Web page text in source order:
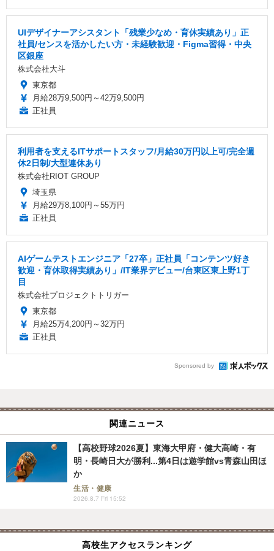
UIデザイナーアシスタント「残業少なめ・育休実績あり」正
社員/センスを活かしたい方・未経験歓迎・Figma習得・中央
区銀座
株式会社大斗
東京都
月給28万9,500円～42万9,500円
正社員
利用者を支えるITサポートスタッフ/月給30万円以上可/完全週
休2日制/大型連休あり
株式会社RIOT GROUP
埼玉県
月給29万8,100円～55万円
正社員
AIゲームテストエンジニア「27卒」正社員「コンテンツ好き
歓迎・育休取得実績あり」/IT業界デビュー/台東区東上野1丁
目
株式会社プロジェクトトリガー
東京都
月給25万4,200円～32万円
正社員
Sponsored by
関連ニュース
【高校野球2026夏】東海大甲府・健大高崎・有
明・長崎日大が勝利...第4日は遊学館vs青森山田ほ
か
生活・健康
2026.8.7 Fri 15:52
高校生アクセスランキング